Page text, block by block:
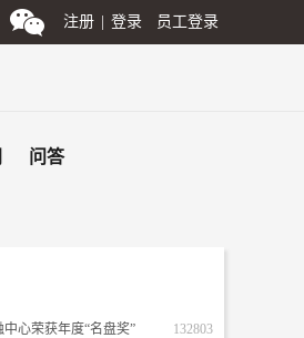
注册 登录 员工登录
问答
心荣获年度“名盘奖” 132803